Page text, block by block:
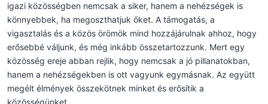
igazi közösségben nemcsak a siker, hanem a nehézségek is
könnyebbek, ha megoszthatjuk őket. A támogatás, a
vigasztalás és a közös örömök mind hozzájárulnak ahhoz, hogy
erősebbé váljunk, és még inkább összetartozzunk. Mert egy
közösség ereje abban rejlik, hogy nemcsak a jó pillanatokban,
hanem a nehézségekben is ott vagyunk egymásnak. Az együtt
megélt élmények összekötnek minket és erősítik a
közösségünket.